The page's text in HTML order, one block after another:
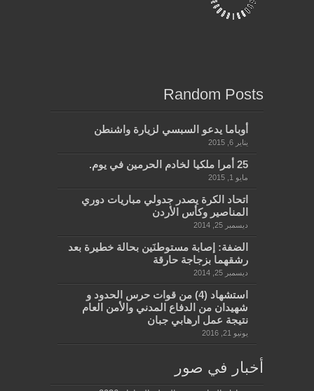
Random Posts
أوباما يدعو السبسي لزيارة واشنطن
يناير 6, 2015
25 أمرا ملكيا لخادم الحرمين في يوم.
مايو 1, 2015
اتحاد الكرة يصدر جدولي مباريات دوري
المناصير وكأس الأردن
ديسمبر 25, 2014
الضفة: إصابة مستوطنَين بحالة خطيرة بعد
رشقهما بزجاجة حارقة
ديسمبر 25, 2014
استشهاد (4) من قوات حرس الحدود و
شهيدان من الدفاع المدني والأمن العام
نتيجة عمل ارهابي جبان
يونيو 21, 2016
أخبار في صور